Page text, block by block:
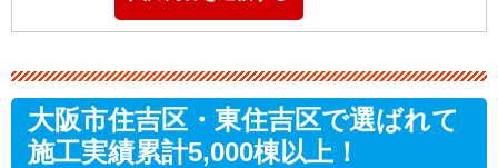
大阪市住吉区・東住吉区で選ばれて
施工実績累計5,000棟以上！